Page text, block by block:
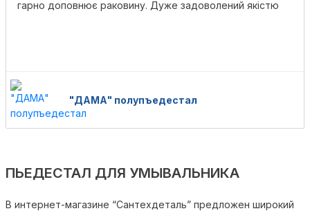
гарно доповнює раковину. Дуже задоволений якістю
"ДАМА" полупъедестал
ПЬЕДЕСТАЛ ДЛЯ УМЫВАЛЬНИКА
В интернет-магазине “Сантехдеталь” предложен широкий